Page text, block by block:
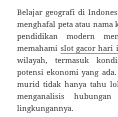
Belajar geografi di
menghafal peta atau nama
pendidikan modern
memahami slot gacor hari
wilayah, termasuk
potensi ekonomi yang
murid tidak hanya tahu
menganalisis
lingkungannya.